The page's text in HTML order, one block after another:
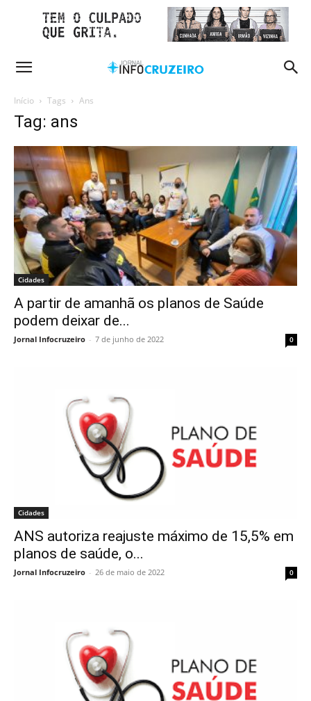
Início Tags Ans
Tag: ans
Cidades
A partir de amanhã os planos de Saúde
podem deixar de...
Jornal Infocruzeiro - 7 de junho de 2022 0
Cidades
ANS autoriza reajuste máximo de 15,5% em
planos de saúde, o...
Jornal Infocruzeiro - 26 de maio de 2022 0